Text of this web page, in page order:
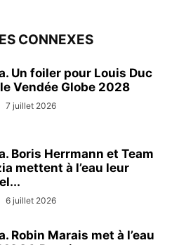
CONNEXES
Un foiler pour Louis Duc
Vendée Globe 2028
7 juillet 2026
Boris Herrmann et Team
mettent à l’eau leur
6 juillet 2026
Robin Marais met à l’eau